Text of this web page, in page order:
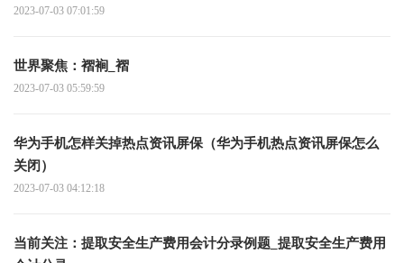
2023-07-03 07:01:59
世界聚焦：褶裥_褶
2023-07-03 05:59:59
华为手机怎样关掉热点资讯屏保（华为手机热点资讯屏保怎么
关闭）
2023-07-03 04:12:18
当前关注：提取安全生产费用会计分录例题_提取安全生产费用